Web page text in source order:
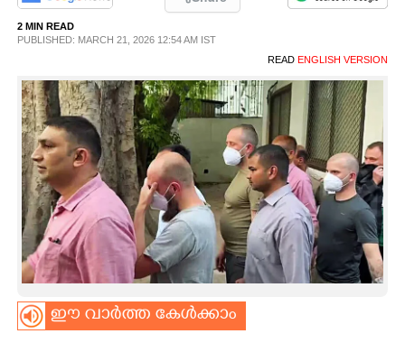
PHOTOS
LIFESTYLE
SPIRITUAL
INFO+
ART
ASTRO
2 MIN READ
PUBLISHED: MARCH 21, 2026 12:54 AM IST
READ ENGLISH VERSION
ഈ വാർത്ത കേൾക്കാം